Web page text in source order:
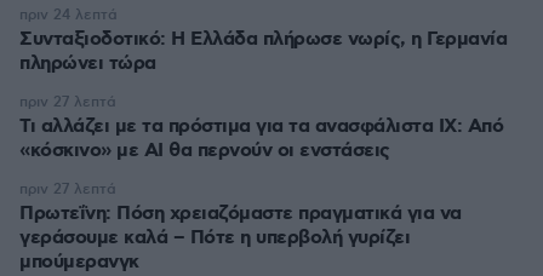
Συνταξιοδοτικό: H Ελλάδα πλήρωσε νωρίς, η Γερμανία
πληρώνει τώρα
πριν 24 λεπτά
Τι αλλάζει με τα πρόστιμα για τα ανασφάλιστα ΙΧ: Από
«κόσκινο» με AI θα περνούν οι ενστάσεις
πριν 27 λεπτά
Πρωτεΐνη: Πόση χρειαζόμαστε πραγματικά για να
γεράσουμε καλά – Πότε η υπερβολή γυρίζει
μπούμερανγκ
πριν 27 λεπτά